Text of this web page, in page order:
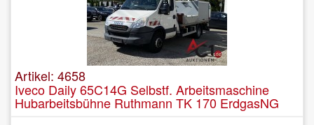
Artikel: 4658
Iveco Daily 65C14G Selbstf. Arbeitsmaschine
Hubarbeitsbühne Ruthmann TK 170 ErdgasNG